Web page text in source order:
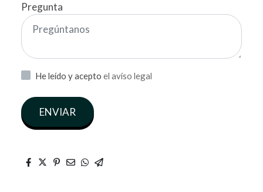
Pregunta
He leído y acepto el aviso legal
ENVIAR